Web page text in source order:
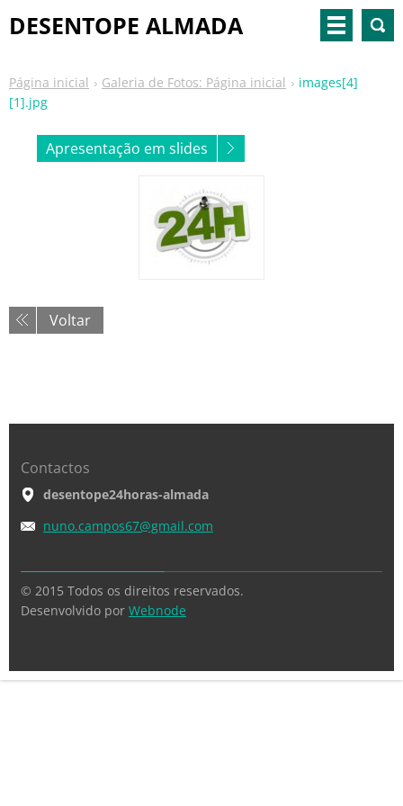
DESENTOPE ALMADA
Página inicial Galeria de Fotos: Página inicial
images[4]
[1].jpg
Apresentação em slides
Voltar
Contactos
desentope24horas-almada
nuno.campos67@gmail.com
© 2015 Todos os direitos reservados.
Desenvolvido por Webnode